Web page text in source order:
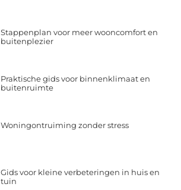
Stappenplan voor meer wooncomfort en
buitenplezier
Praktische gids voor binnenklimaat en
buitenruimte
Woningontruiming zonder stress
Gids voor kleine verbeteringen in huis en
tuin